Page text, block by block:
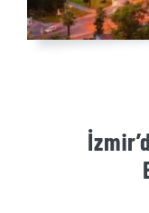
WEB
KURUMSAL